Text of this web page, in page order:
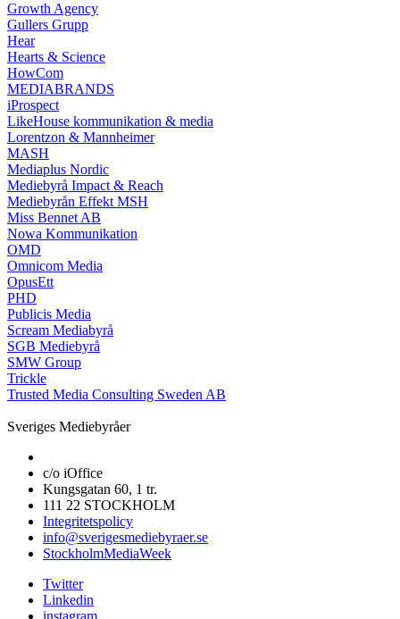
Growth Agency
Gullers Grupp
Hear
Hearts & Science
HowCom
MEDIABRANDS
iProspect
LikeHouse kommunikation & media
Lorentzon & Mannheimer
MASH
Mediaplus Nordic
Mediebyrå Impact & Reach
Mediebyrån Effekt MSH
Miss Bennet AB
Nowa Kommunikation
OMD
Omnicom Media
OpusEtt
PHD
Publicis Media
Scream Mediabyrå
SGB Mediebyrå
SMW Group
Trickle
Trusted Media Consulting Sweden AB
Sveriges Mediebyråer
c/o iOffice
Kungsgatan 60, 1 tr.
111 22 STOCKHOLM
Integritetspolicy
info@sverigesmediebyraer.se
StockholmMediaWeek
Twitter
Linkedin